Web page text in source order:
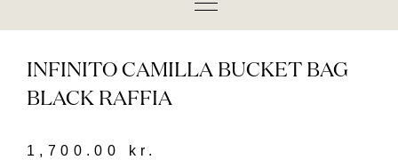
INFINITO CAMILLA BUCKET BAG
BLACK RAFFIA
1,700.00 kr.